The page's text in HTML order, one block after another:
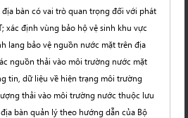
bàn có vai trò quan trọng đối với phát
xác định vùng bảo hộ vệ sinh khu vực
lang bảo vệ nguồn nước mặt trên địa
nguồn thải vào môi trường nước mặt
tin, dữ liệu về hiện trạng môi trường
thải vào môi trường nước thuộc lưu
bàn quản lý theo hướng dẫn của Bộ